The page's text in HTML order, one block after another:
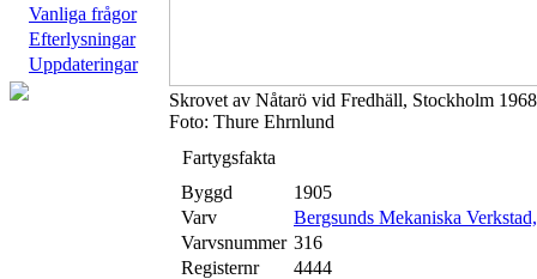
Vanliga frågor
Efterlysningar
Uppdateringar
Skrovet av Nåtarö vid Fredhäll, Stockholm 1968
Foto: Thure Ehrnlund
Fartygsfakta
Byggd
1905
Varv
Bergsunds Mekaniska
Varvsnummer 316
Registernr
4444